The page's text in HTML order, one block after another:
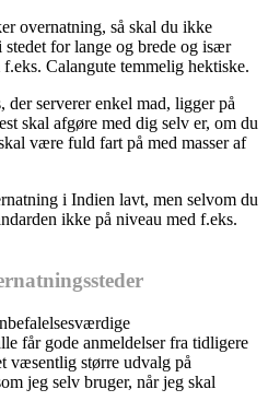
overnatning, så skal du ikke
for lange og brede og især
Calangute temmelig hektiske.
der serverer enkel mad, ligger på
skal afgøre med dig selv er, om du
være fuld fart på med masser af
i Indien lavt, men selvom du
ikke på niveau med f.eks.
får gode anmeldelser fra tidligere
væsentlig større udvalg på
jeg selv bruger, når jeg skal